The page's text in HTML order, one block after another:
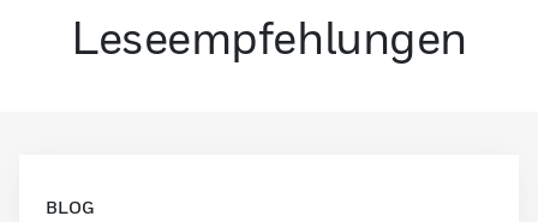
Leseempfehlungen
BLOG